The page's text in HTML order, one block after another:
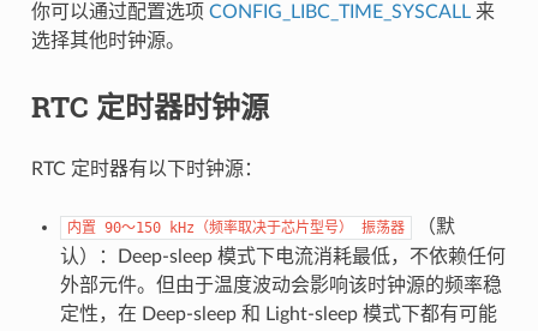
你可以通过配置选项 CONFIG_LIBC_TIME_SYSCALL来
选择其他时钟源。
RTC 定时器时钟源
RTC 定时器有以下时钟源：
内置 90～150 kHz（频率取决于芯片型号） 振荡器
（默
认）：Deep-sleep 模式下电流消耗最低，不依赖任何
外部元件。但由于温度波动会影响该时钟源的频率稳
定性，在 Deep-sleep 和 Light-sleep 模式下都有可能